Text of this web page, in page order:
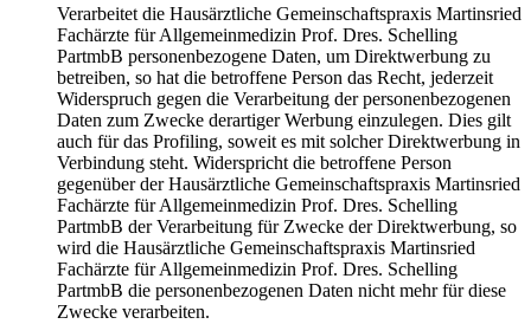
Verarbeitet die Hausärztliche Gemeinschaftspraxis Martinsried
Fachärzte für Allgemeinmedizin Prof. Dres. Schelling
PartmbB personenbezogene Daten, um Direktwerbung zu
betreiben, so hat die betroffene Person das Recht, jederzeit
Widerspruch gegen die Verarbeitung der personenbezogenen
Daten zum Zwecke derartiger Werbung einzulegen. Dies gilt
auch für das Profiling, soweit es mit solcher Direktwerbung in
Verbindung steht. Widerspricht die betroffene Person
gegenüber der Hausärztliche Gemeinschaftspraxis Martinsried
Fachärzte für Allgemeinmedizin Prof. Dres. Schelling
PartmbB der Verarbeitung für Zwecke der Direktwerbung, so
wird die Hausärztliche Gemeinschaftspraxis Martinsried
Fachärzte für Allgemeinmedizin Prof. Dres. Schelling
PartmbB die personenbezogenen Daten nicht mehr für diese
Zwecke verarbeiten.